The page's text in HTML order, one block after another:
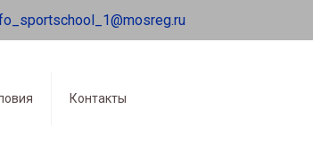
Контакты